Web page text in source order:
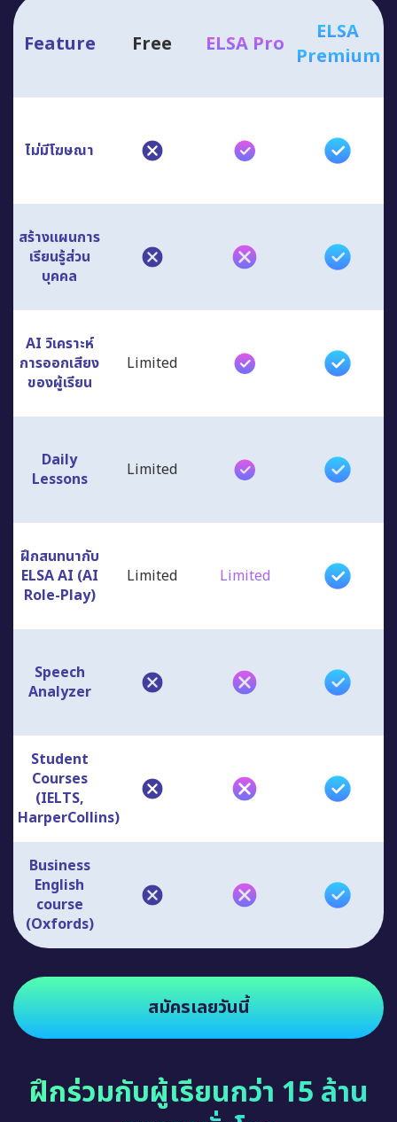
Feature Free ELSA Pro
ELSA
Premium
ไม่มีโฆษณา
สร้างแผนการ
เรียนรู้ส่วน
บุคคล
AI วิเคราะห์
การออกเสียง
ของผู้เรียน
Limited
Daily
Lessons
Limited
ฝึกสนทนากับ
ELSA AI (AI
Role-Play)
Limited Limited
Speech
Analyzer
Student
Courses
(IELTS,
HarperCollins)
Business
English
course
(Oxfords)
สมัครเลยวันนี้
ฝึกร่วมกับผู้เรียนกว่า 15 ล้าน